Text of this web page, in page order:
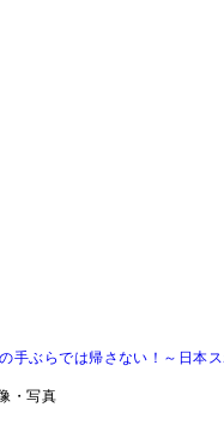
手ぶらでは帰さない！～日
・写真